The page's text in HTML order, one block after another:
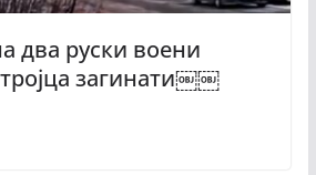
два руски воени
загинати￼￼